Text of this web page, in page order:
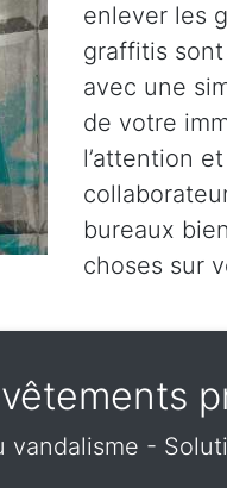
enlever les
graffitis
avec une
de votre
l’attention
bureaux
choses sur
-